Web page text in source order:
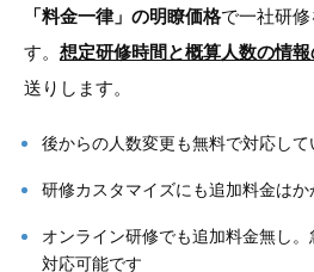
「料金一律」の明瞭価格で一社研
す。 想定研修時間と概算人数の情
送りします。
後からの人数変更も無料で対応して
研修カスタマイズにも追加料金はか
オンライン研修でも追加料金無し
対応可能です